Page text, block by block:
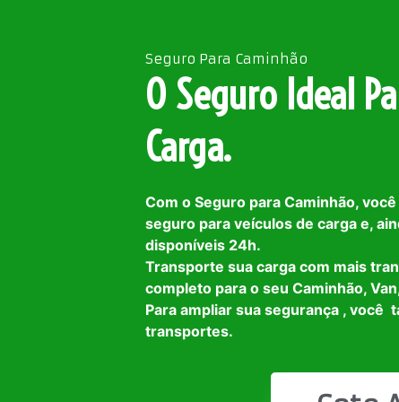
Seguro Para Caminhão
O Seguro Ideal
Carga.
Com o Seguro para Caminhão,
seguro para veículos de carga e,
disponíveis 24h.
Transporte sua carga com mais
completo para o seu Caminhão,
Para ampliar sua segurança , você
transportes.